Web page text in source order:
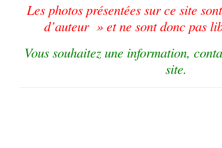
Les photos présentées sur ce site
d’auteur » et ne sont donc pas
Vous souhaitez une information,
site.